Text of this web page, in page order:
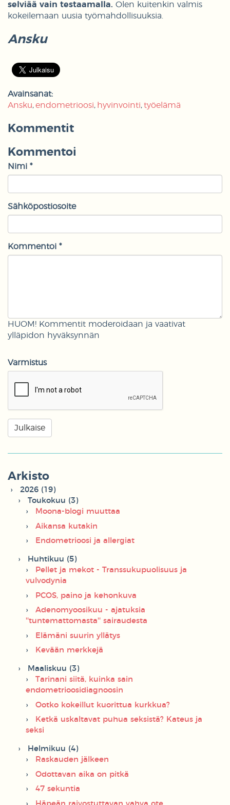
selviää vain testaamalla. Olen kuitenkin valmis
kokeilemaan uusia työmahdollisuuksia.
Ansku
Avainsanat:
Ansku endometrioosi hyvinvointi työelämä
Kommentit
Kommentoi
Nimi *
Sähköpostiosoite
Kommentoi *
HUOM! Kommentit moderoidaan ja vaativat
ylläpidon hyväksynnän
Varmistus
Arkisto
2026 (19)
Toukokuu (3)
Moona-blogi muuttaa
Aikansa kutakin
Endometrioosi ja allergiat
Huhtikuu (5)
Pellet ja mekot - Transsukupuolisuus ja
vulvodynia
PCOS, paino ja kehonkuva
Adenomyoosikuu - ajatuksia
''tuntemattomasta'' sairaudesta
Elämäni suurin yllätys
Kevään merkkejä
Maaliskuu (3)
Tarinani siitä, kuinka sain
endometrioosidiagnoosin
Ootko kokeillut kuorittua kurkkua?
Ketkä uskaltavat puhua seksistä? Kateus ja
seksi
Helmikuu (4)
Raskauden jälkeen
Odottavan aika on pitkä
47 sekuntia